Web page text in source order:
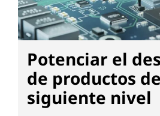
Potenciar el
de productos
siguiente nivel